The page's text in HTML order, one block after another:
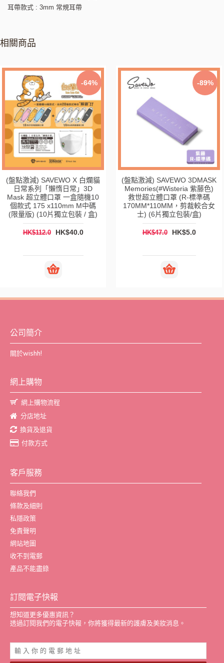
耳帶款式 : 3mm 常規耳帶
相關商品
-64%
(盤點激減) SAVEWO X 白爛貓
日常系列「懶惰日常」3D
Mask 超立體口罩 一盒隨機10
個款式 175 x110mm M中碼
(限量版) (10片獨立包裝 / 盒)
HK$112.0 HK$40.0
-89%
(盤點激減) SAVEWO 3DMASK
Memories(#Wisteria 紫藤色)
救世超立體口罩 (R-標準碼
170MM*110MM，剪裁較合女
士) (6片獨立包裝/盒)
HK$47.0 HK$5.0
公司簡介
關於wishh!
網上購物
網上購物流程
分店地址
換貨及退貨
付款方式
客戶服務
聯絡我們
條款及細則
私隱政策
免責聲明
網站地圖
收不到電郵
產品不能盡錄
訂閱電子快報
想知道更多優惠資訊？
透過訂閱我們的電子快報，你將獲得最新的護膚及美妝消息。